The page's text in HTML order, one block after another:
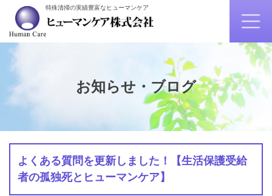
特殊清掃の実績豊富なヒューマンケア
お知らせ・ブログ
よくある質問を更新しました！【生活保護受給
者の孤独死とヒューマンケア】